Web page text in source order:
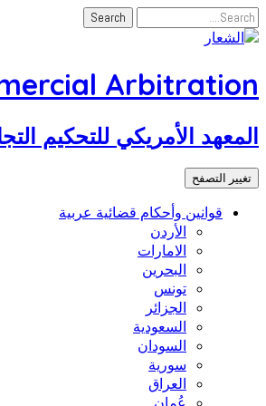
Arbitration
المعهد الأمريكي للتحكيم
تغيير التصفح
قوانين وأحكام قضائية عربية
الأردن
الامارات
البحرين
تونس
الجزائر
السعودية
السودان
سورية
العراق